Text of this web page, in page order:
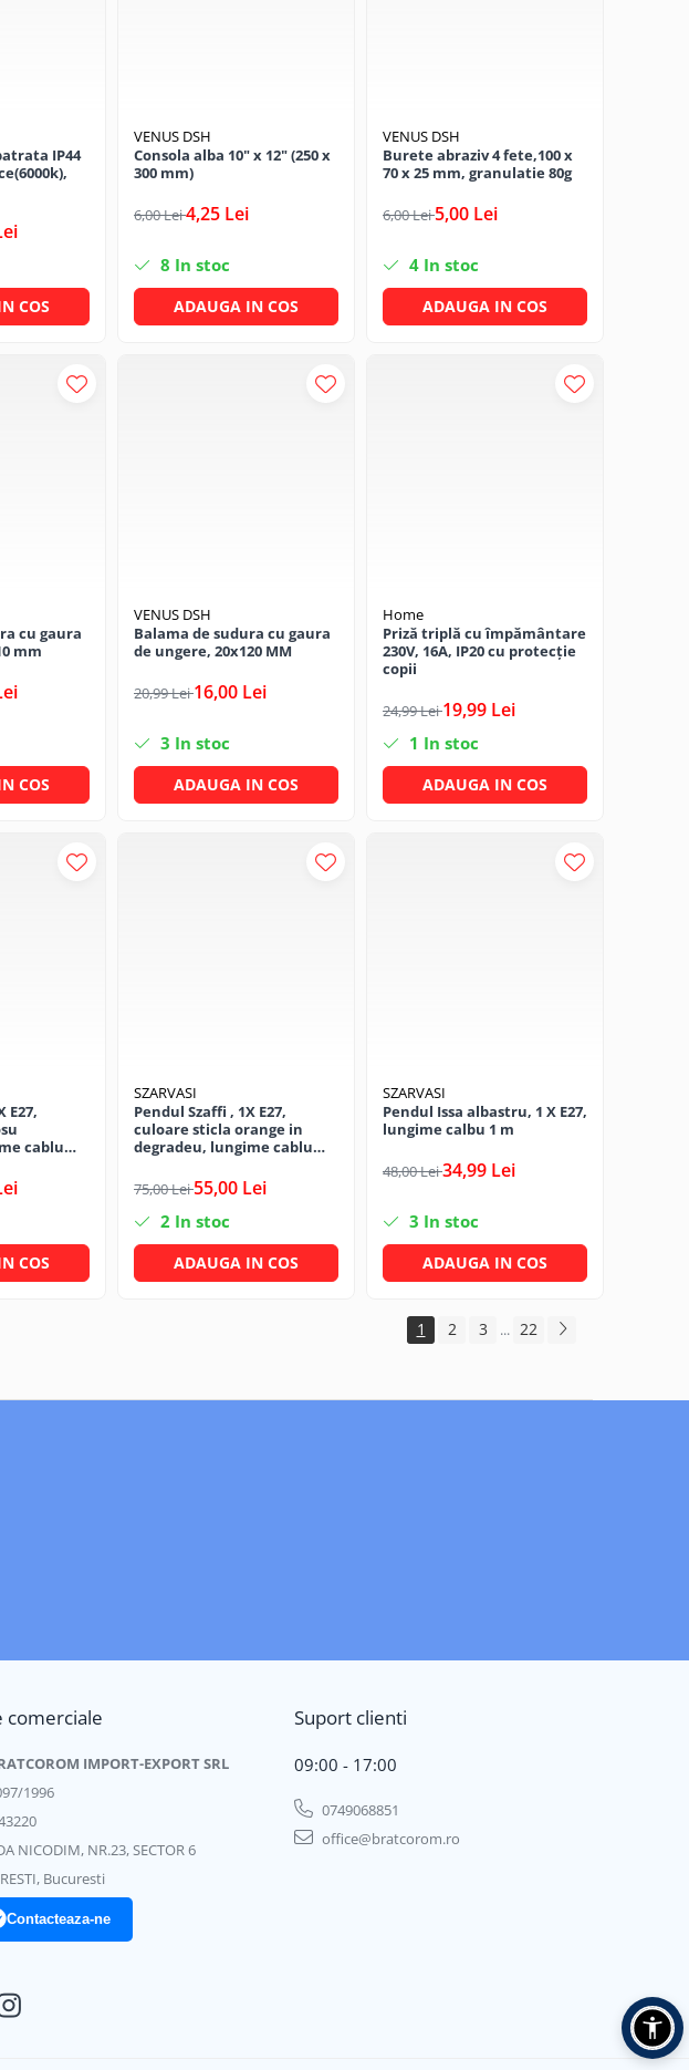
IP44
COS
VENUS DSH
Consola alba 10" x 12" (250 x
300 mm)
6,00 Lei4,25 Lei
8 In stoc
ADAUGA IN COS
VENUS DSH
Burete abraziv 4 fete,100 x
70 x 25 mm, granulatie 80g
6,00 Lei5,00 Lei
4 In stoc
ADAUGA IN COS
cu gaura
mm
COS
VENUS DSH
Balama de sudura cu gaura
de ungere, 20x120 MM
20,99 Lei16,00 Lei
3 In stoc
ADAUGA IN COS
Home
Priză triplă cu împământare
230V, 16A, IP20 cu protecție
copii
24,99 Lei19,99 Lei
1 In stoc
ADAUGA IN COS
E27,
cablu
COS
SZARVASI
Pendul Szaffi , 1X E27,
culoare sticla orange in
degradeu, lungime cablu
75,00 Lei55,00 Lei
2 In stoc
ADAUGA IN COS
SZARVASI
Pendul Issa albastru, 1 X E27,
lungime calbu 1 m
48,00 Lei34,99 Lei
3 In stoc
ADAUGA IN COS
1 2 3 ... 22
comerciale
IMPORT-EXPORT SRL
1996
NICODIM, NR.23, SECTOR 6
Bucuresti
Contacteaza-ne
Suport clienti
09:00 - 17:00
0749068851
office@bratcorom.ro